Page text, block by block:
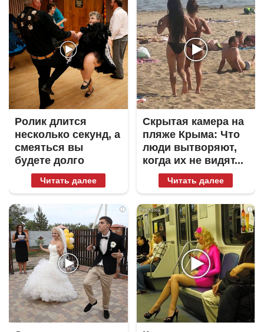
Ролик длится
несколько секунд, а
смеяться вы
будете долго
Читать далее
Скрытая камера на
пляже Крыма: Что
люди вытворяют,
когда их не видят...
Читать далее
i i